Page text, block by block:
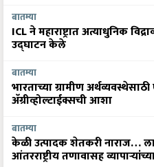
बातम्या
ICL ने महाराष्ट्रात अत्याधुनिक
उद्घाटन केले
बातम्या
भारताच्या ग्रामीण
अ‍ॅग्रीव्होल्टाईक्सची आशा
बातम्या
केळी उत्पादक शेतकरी नाराज…
आंतरराष्ट्रीय तणावासह